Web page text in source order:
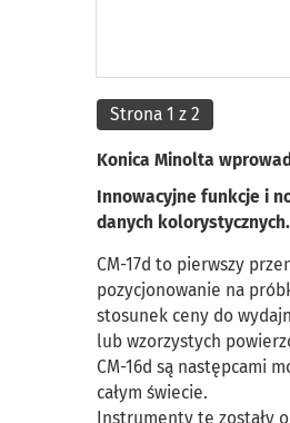
Strona 1 z 2
Konica Minolta
Innowacyjne funkcje i
danych kolorystycznych.
CM-17d to pierwszy
pozycjonowanie na
stosunek ceny do
lub wzorzystych
CM-16d są następcami
całym świecie.
Instrumenty te zostały